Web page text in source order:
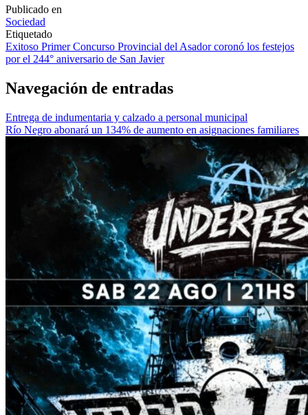
Publicado en
Sociedad
Etiquetado
Exitoso Primer Concurso Provincial del Asador coronó los festejos
por el 244° aniversario de San Javier
Navegación de entradas
Entrega de indumentaria y calzado a personal municipal
Río Negro abonará un 134% de aumento en asignaciones familiares